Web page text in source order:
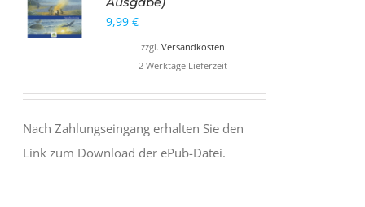
9,99€
zzgl. Versandkosten
2 Werktage Lieferzeit
Nach Zahlungseingang erhalten Sie den
Link zum Download der ePub-Datei.